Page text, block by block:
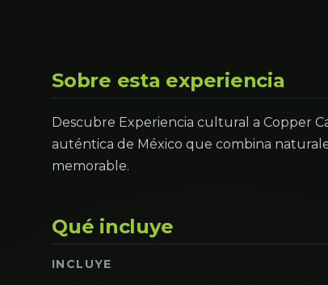
Sobre esta experiencia
Descubre Experiencia cultural a Copper
auténtica de México que combina
memorable.
Qué incluye
INCLUYE